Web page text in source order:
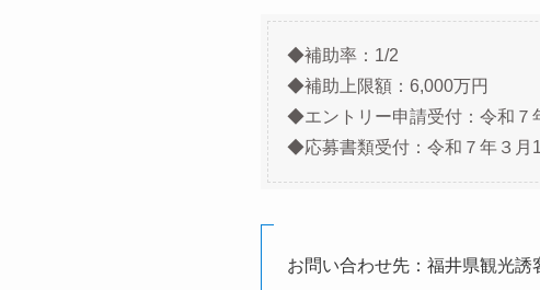
◆補助率：1/2
◆補助上限額：6,000万円
◆エントリー申請受付：令和７
◆応募書類受付：令和７年３月
お問い合わせ先：福井県観光誘